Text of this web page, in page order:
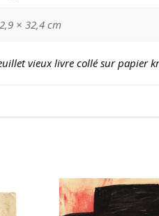
× 32,4 cm
vieux livre collé sur papier